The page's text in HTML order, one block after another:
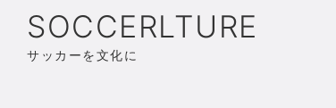
SOCCERLTURE
サッカーを文化に